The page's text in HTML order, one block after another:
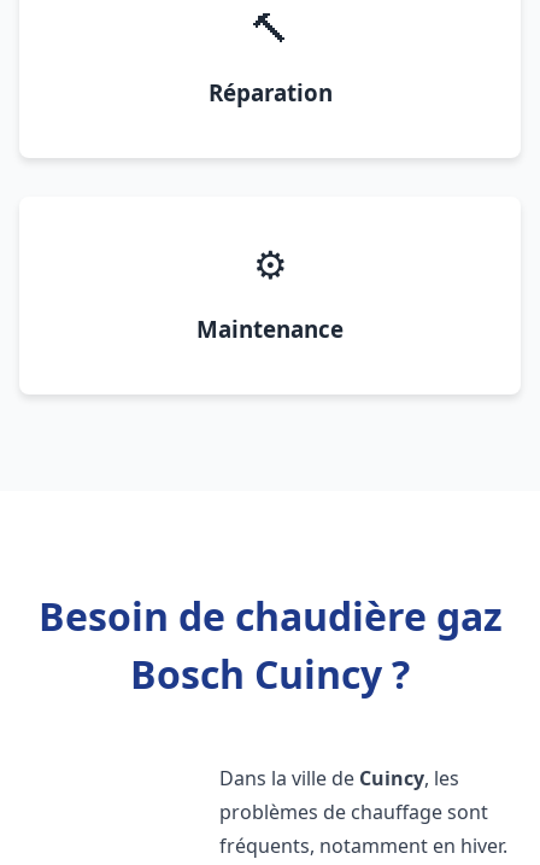
🔨
Réparation
⚙️
Maintenance
Besoin de chaudière gaz
Bosch Cuincy ?
Dans la ville de Cuincy, les
problèmes de chauffage sont
fréquents, notamment en hiver.